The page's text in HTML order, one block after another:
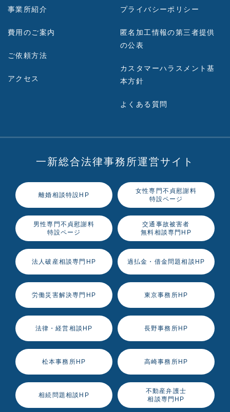
事業所紹介
費用のご案内
ご依頼方法
アクセス
プライバシーポリシー
匿名加工情報の第三者提供
の公表
カスタマーハラスメント基
本方針
よくある質問
一新総合法律事務所運営サイト
離婚相談特設HP
女性専門不貞慰謝料
特設ページ
男性専門不貞慰謝料
特設ページ
交通事故被害者
無料相談専門HP
法人破産相談専門HP 過払金・借金問題相談HP
労働災害解決専門HP 東京事務所HP
法律・経営相談HP 長野事務所HP
松本事務所HP 高崎事務所HP
相続問題相談HP
不動産弁護士
相談専門HP